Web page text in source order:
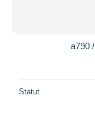
a790
Statut